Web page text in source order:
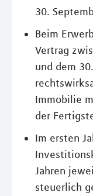
30.
Beim
Vertrag
und dem
Immobilie
der
Im ersten
Jahren
steuerlich